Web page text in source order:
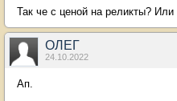
Так че с ценой на реликты?
ОЛЕГ
24.10.2022
Ап.